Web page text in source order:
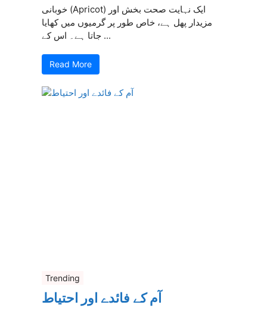
خوبانی (Apricot) ایک نہایت صحت بخش اور
مزیدار پھل ہے، خاص طور پر گرمیوں میں کھایا
جاتا ہے۔ اس کے ...
Read More
Trending
آم کے فائدے اور احتیاط